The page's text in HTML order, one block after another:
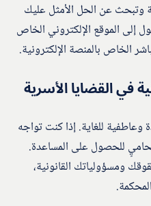
وتبحث عن الحل الأمثل عليك
إلى الموقع الإلكتروني الخاص
الخاص بالمنصة الإلكترونية.
في القضايا الأسرية
وعاطفية للغاية. إذا كنت تواجه
للحصول على المساعدة.
ومسؤولياتك القانونية،